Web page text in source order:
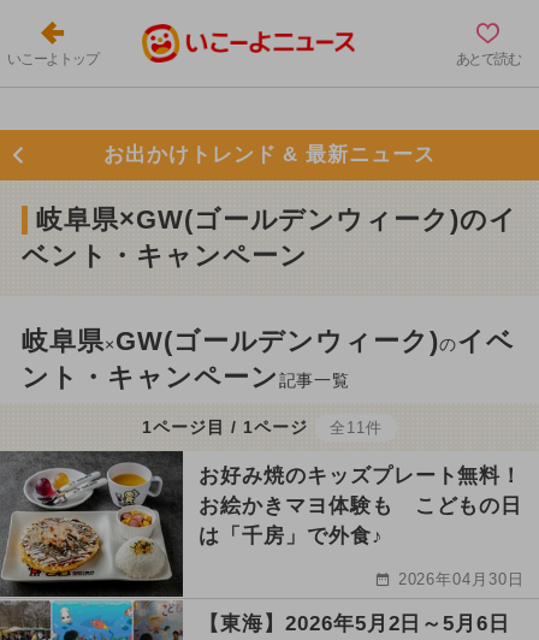
いこーよトップ あとで読む
お出かけトレンド & 最新ニュース
岐阜県×GW(ゴールデンウィーク)のイ
ベント・キャンペーン
岐阜県×GW(ゴールデンウィーク)のイベ
ント・キャンペーン記事一覧
1ページ目 / 1ページ 全11件
お好み焼のキッズプレート無料！
お絵かきマヨ体験も こどもの日
は「千房」で外食♪
2026年04月30日
【東海】2026年5月2日～5月6日